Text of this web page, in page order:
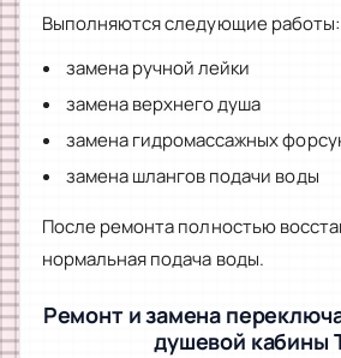
Выполняются следующие работы:
замена ручной лейки
замена верхнего душа
замена гидромассажных
замена шлангов подачи воды
После ремонта полностью
нормальная подача воды.
Ремонт и замена
душевой кабины